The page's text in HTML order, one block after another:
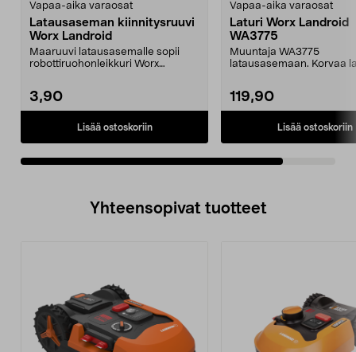
Vapaa-aika varaosat
Latausaseman kiinnitysruuvi
Worx Landroid
Maaruuvi latausasemalle sopii
robottiruohonleikkuri Worx
3,90
Lisää ostoskoriin
Vapaa-aika varaosat
Laturi Worx Landroid
WA3775
Muuntaja WA3775
latausasemaan. Korvaa
119,90
Lisää ostoskoriin
Yhteensopivat tuotteet